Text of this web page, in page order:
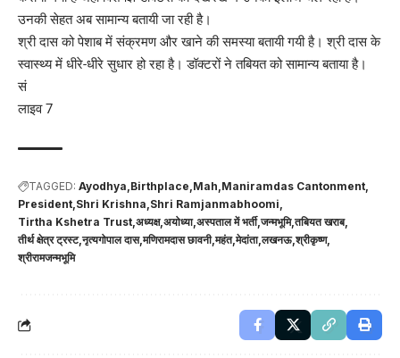
उनकी सेहत अब सामान्य बतायी जा रही है।
श्री दास को पेशाब में संक्रमण और खाने की समस्या बतायी गयी है। श्री दास के
स्वास्थ्य में धीरे-धीरे सुधार हो रहा है। डॉक्टरों ने तबियत को सामान्य बताया है।
सं
लाइव 7
TAGGED: Ayodhya Birthplace Mah Maniramdas Cantonment
President Shri Krishna Shri Ramjanmabhoomi
Tirtha Kshetra Trust अध्यक्ष अयोध्या अस्पताल में भर्ती जन्मभूमि तबियत खराब
तीर्थ क्षेत्र ट्रस्ट नृत्यगोपाल दास मणिरामदास छावनी महंत मेदांता लखनऊ श्रीकृष्ण
श्रीरामजन्मभूमि